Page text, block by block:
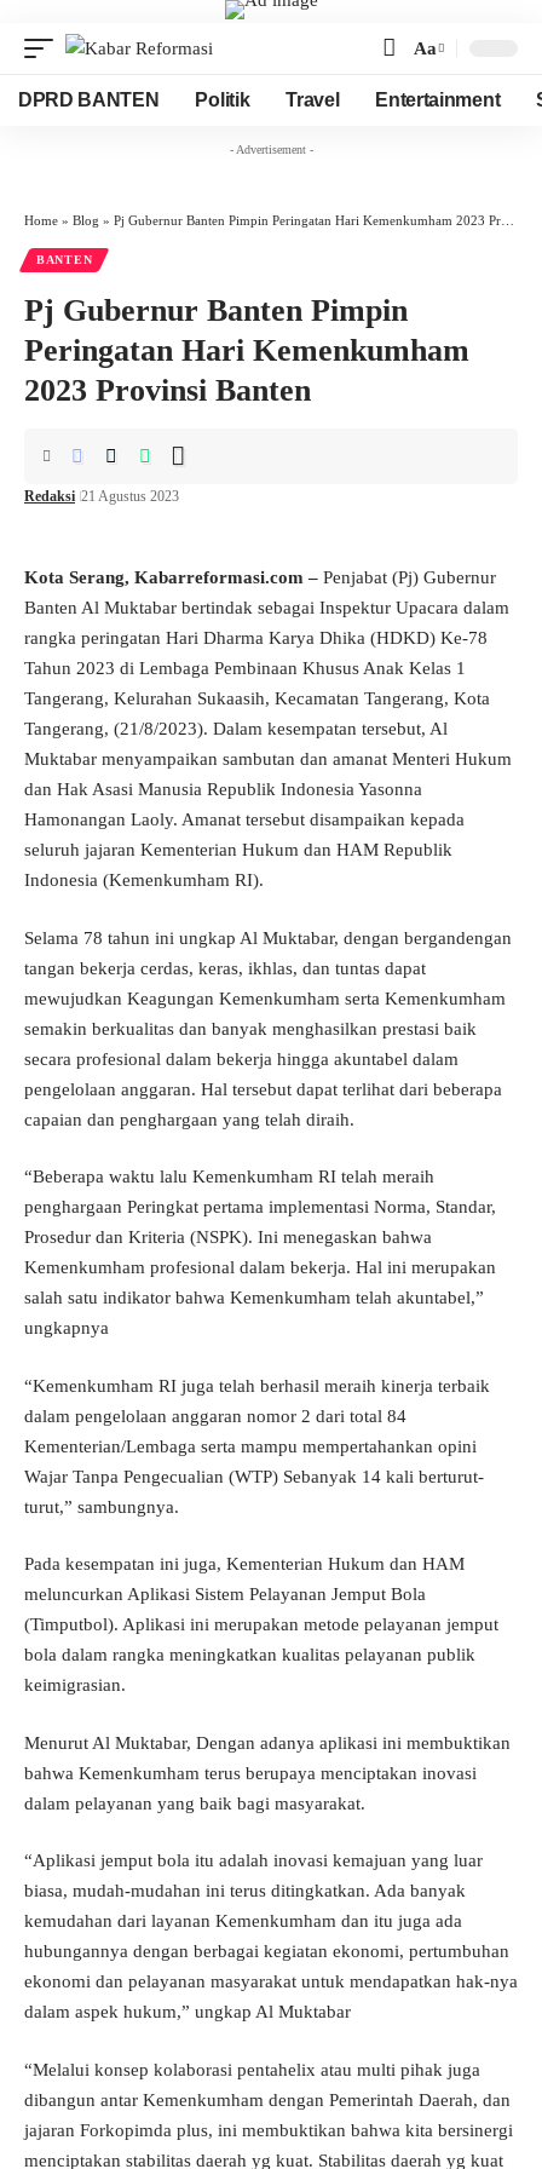
Font
Resizer
Aa
DPRD BANTEN Politik Travel Entertainment
- Advertisement -
Home » Blog » Pj Gubernur Banten Pimpin Peringatan Hari Kemenkumham 2023 Provinsi Banten
BANTEN
Pj Gubernur Banten Pimpin
Peringatan Hari Kemenkumham
2023 Provinsi Banten
Redaksi 21 Agustus 2023
Kota Serang, Kabarreformasi.com – Penjabat (Pj) Gubernur
Banten Al Muktabar bertindak sebagai Inspektur Upacara dalam
rangka peringatan Hari Dharma Karya Dhika (HDKD) Ke-78
Tahun 2023 di Lembaga Pembinaan Khusus Anak Kelas 1
Tangerang, Kelurahan Sukaasih, Kecamatan Tangerang, Kota
Tangerang, (21/8/2023). Dalam kesempatan tersebut, Al
Muktabar menyampaikan sambutan dan amanat Menteri Hukum
dan Hak Asasi Manusia Republik Indonesia Yasonna
Hamonangan Laoly. Amanat tersebut disampaikan kepada
seluruh jajaran Kementerian Hukum dan HAM Republik
Indonesia (Kemenkumham RI).
Selama 78 tahun ini ungkap Al Muktabar, dengan bergandengan
tangan bekerja cerdas, keras, ikhlas, dan tuntas dapat
mewujudkan Keagungan Kemenkumham serta Kemenkumham
semakin berkualitas dan banyak menghasilkan prestasi baik
secara profesional dalam bekerja hingga akuntabel dalam
pengelolaan anggaran. Hal tersebut dapat terlihat dari beberapa
capaian dan penghargaan yang telah diraih.
“Beberapa waktu lalu Kemenkumham RI telah meraih
penghargaan Peringkat pertama implementasi Norma, Standar,
Prosedur dan Kriteria (NSPK). Ini menegaskan bahwa
Kemenkumham profesional dalam bekerja. Hal ini merupakan
salah satu indikator bahwa Kemenkumham telah akuntabel,”
ungkapnya
“Kemenkumham RI juga telah berhasil meraih kinerja terbaik
dalam pengelolaan anggaran nomor 2 dari total 84
Kementerian/Lembaga serta mampu mempertahankan opini
Wajar Tanpa Pengecualian (WTP) Sebanyak 14 kali berturut-
turut,” sambungnya.
Pada kesempatan ini juga, Kementerian Hukum dan HAM
meluncurkan Aplikasi Sistem Pelayanan Jemput Bola
(Timputbol). Aplikasi ini merupakan metode pelayanan jemput
bola dalam rangka meningkatkan kualitas pelayanan publik
keimigrasian.
Menurut Al Muktabar, Dengan adanya aplikasi ini membuktikan
bahwa Kemenkumham terus berupaya menciptakan inovasi
dalam pelayanan yang baik bagi masyarakat.
“Aplikasi jemput bola itu adalah inovasi kemajuan yang luar
biasa, mudah-mudahan ini terus ditingkatkan. Ada banyak
kemudahan dari layanan Kemenkumham dan itu juga ada
hubungannya dengan berbagai kegiatan ekonomi, pertumbuhan
ekonomi dan pelayanan masyarakat untuk mendapatkan hak-nya
dalam aspek hukum,” ungkap Al Muktabar
“Melalui konsep kolaborasi pentahelix atau multi pihak juga
dibangun antar Kemenkumham dengan Pemerintah Daerah, dan
jajaran Forkopimda plus, ini membuktikan bahwa kita bersinergi
menciptakan stabilitas daerah yg kuat. Stabilitas daerah yg kuat